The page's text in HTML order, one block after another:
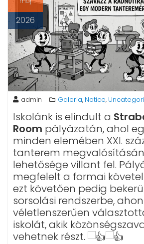
2026
admin Galeria, Notice,
Iskolánk is elindult a
Room pályázatán, ahol
minden elemében XXI.
tanterem
lehetősége villant fel.
megfelelt a formai
ezt követően pedig
sorsolási rendszerbe,
véletlenszerűen
iskolát, akik
vehetnek részt.